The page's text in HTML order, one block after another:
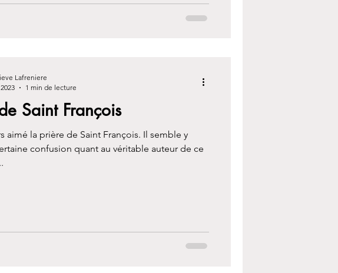
Saint François
aimé la prière de Saint François. Il semble y
confusion quant au véritable auteur de ce
Lafreniere
1 min de lecture